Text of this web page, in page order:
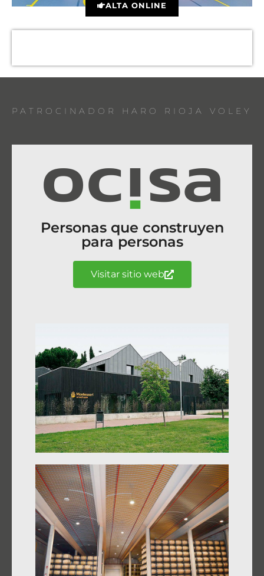
ALTA ONLINE
PATROCINADOR HARO RIOJA VOLEY
Personas que construyen
para personas
Visitar sitio web